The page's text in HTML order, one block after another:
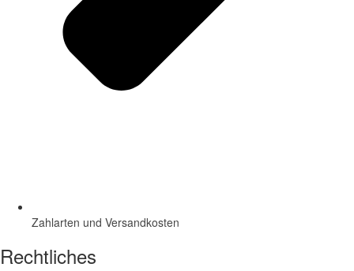
Zahlarten und Versandkosten
Rechtliches